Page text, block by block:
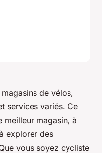
de vélos,
services variés. Ce
meilleur magasin, à
explorer des
vous soyez cycliste